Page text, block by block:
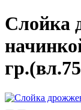
Слойка